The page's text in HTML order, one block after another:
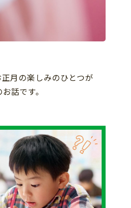
月の楽しみのひとつが
話です。